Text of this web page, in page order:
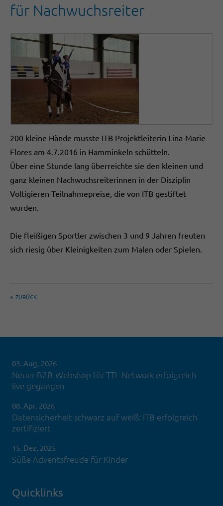
für Nachwuchsreiter
200 kleine Hände musste ITB Projektleiterin Lina-Marie
Flores am 4.7.2016 in Hamminkeln schütteln.
Über eine Stunde lang überreichte sie den kleinen und
ganz kleinen Nachwuchsreiterinnen in der Disziplin
Voltigieren Teilnahmepreise, die von ITB gestiftet
wurden.
Die fleißigen Sportler zwischen 3 und 9 Jahren freuten
sich riesig über Kleinigkeiten zum Malen oder Spielen.
ZURÜCK
03. Aug, 2026
Neuer B2B-Webshop für TTL Network erfolgreich
live gegangen
08. Apr, 2026
Datensicherheit schwarz auf weiß: ITB erfolgreich
zertifiziert
15. Dez, 2025
Süße Adventsfreude für Kinder
Quicklinks